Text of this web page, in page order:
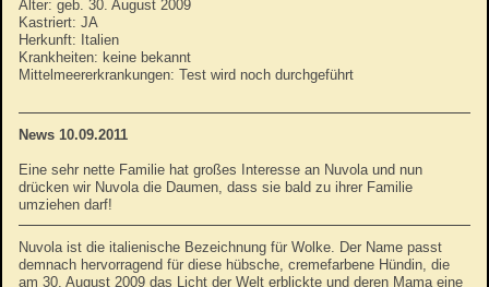
Alter: geb. 30. August 2009
Kastriert: JA
Herkunft: Italien
Krankheiten: keine bekannt
Mittelmeererkrankungen: Test wird noch durchgeführt
News 10.09.2011
Eine sehr nette Familie hat großes Interesse an Nuvola und nun
drücken wir Nuvola die Daumen, dass sie bald zu ihrer Familie
umziehen darf!
Nuvola ist die italienische Bezeichnung für Wolke. Der Name passt
demnach hervorragend für diese hübsche, cremefarbene Hündin, die
am 30. August 2009 das Licht der Welt erblickte und deren Mama eine